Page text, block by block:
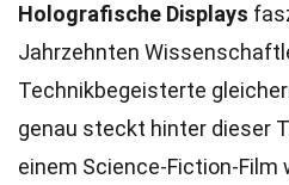
Holografische Displays
Jahrzehnten
Technikbegeisterte
genau steckt hinter dieser
einem Science-Fiction-Film